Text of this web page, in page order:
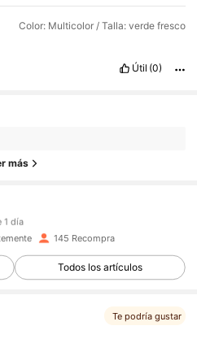
Color: Multicolor / Talla: verde fresco
Útil (0)
más
1 día
145 Recompra
Todos los artículos
Te podría gustar